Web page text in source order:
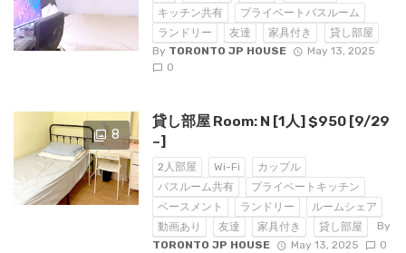
キッチン共有
プライベートバスルーム
ランドリー
友達 家具付き
貸し部屋
By TORONTO JP HOUSE
May 13, 2025
0
8
貸し部屋 Room: N [1人] $950 [9/29
~]
2人部屋 Wi-Fi
カップル
バスルーム共有
プライベートキッチン
ベースメント
ランドリー
ルームシェア
動画あり
友達 家具付き 貸し部屋
By
TORONTO JP HOUSE
May 13, 2025 0